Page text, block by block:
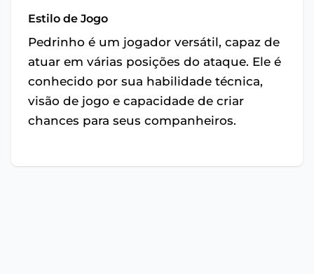
Estilo de Jogo
Pedrinho é um jogador versátil, capaz de
atuar em várias posições do ataque. Ele é
conhecido por sua habilidade técnica,
visão de jogo e capacidade de criar
chances para seus companheiros.